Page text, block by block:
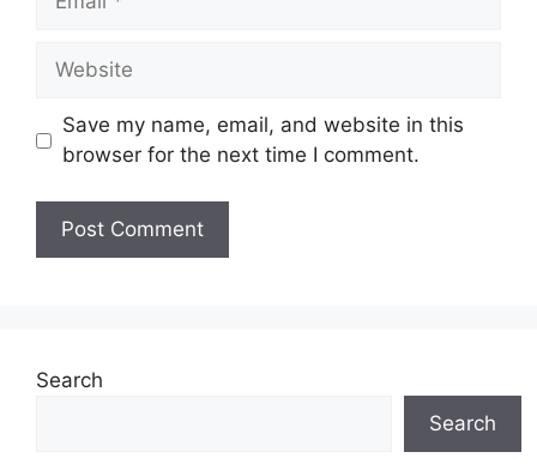
Website
Save my name, email, and website in this
browser for the next time I comment.
Search
Search